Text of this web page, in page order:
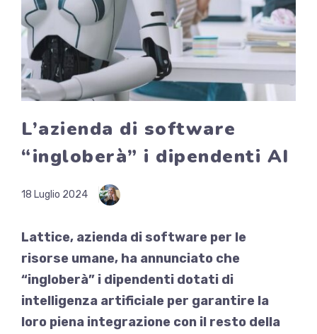
L’azienda di software
“ingloberà” i dipendenti AI
18 Luglio 2024
Lattice, azienda di software per le
risorse umane, ha annunciato che
“ingloberà” i dipendenti dotati di
intelligenza artificiale per garantire la
loro piena integrazione con il resto della